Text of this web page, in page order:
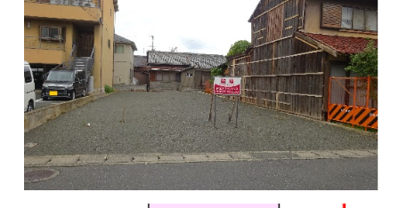
売
買、
土
地
購
入
の
事
式
谷
英
建
築
の
不